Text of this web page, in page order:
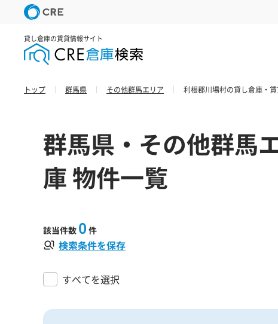
貸し倉庫の賃貸情報サイト
トップ 群馬県 その他群馬エリア 利根郡川場村の貸し倉庫・
群馬県・その他群馬
庫 物件一覧
該当件数 0 件
検索条件を保存
すべてを選択